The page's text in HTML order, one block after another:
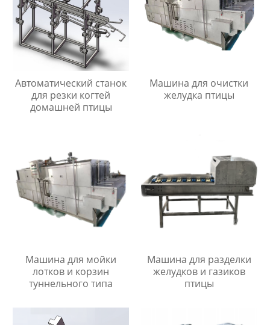
Автоматический станок
для резки когтей
домашней птицы
Машина для очистки
желудка птицы
Машина для мойки
лотков и корзин
туннельного типа
Машина для разделки
желудков и газиков
птицы